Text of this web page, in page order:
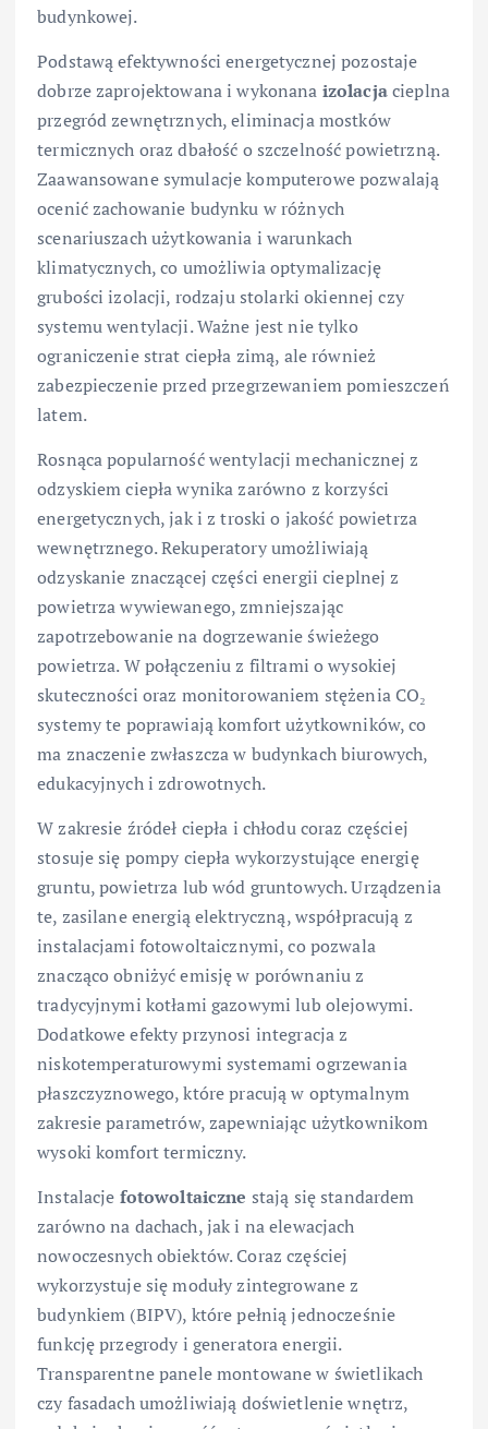
budynkowej.
Podstawą efektywności energetycznej pozostaje
dobrze zaprojektowana i wykonana izolacjacieplna
przegród zewnętrznych, eliminacja mostków
termicznych oraz dbałość o szczelność powietrzną.
Zaawansowane symulacje komputerowe pozwalają
ocenić zachowanie budynku w różnych
scenariuszach użytkowania i warunkach
klimatycznych, co umożliwia optymalizację
grubości izolacji, rodzaju stolarki okiennej czy
systemu wentylacji. Ważne jest nie tylko
ograniczenie strat ciepła zimą, ale również
zabezpieczenie przed przegrzewaniem pomieszczeń
latem.
Rosnąca popularność wentylacji mechanicznej z
odzyskiem ciepła wynika zarówno z korzyści
energetycznych, jak i z troski o jakość powietrza
wewnętrznego. Rekuperatory umożliwiają
odzyskanie znaczącej części energii cieplnej z
powietrza wywiewanego, zmniejszając
zapotrzebowanie na dogrzewanie świeżego
powietrza. W połączeniu z filtrami o wysokiej
skuteczności oraz monitorowaniem stężenia CO₂
systemy te poprawiają komfort użytkowników, co
ma znaczenie zwłaszcza w budynkach biurowych,
edukacyjnych i zdrowotnych.
W zakresie źródeł ciepła i chłodu coraz częściej
stosuje się pompy ciepła wykorzystujące energię
gruntu, powietrza lub wód gruntowych. Urządzenia
te, zasilane energią elektryczną, współpracują z
instalacjami fotowoltaicznymi, co pozwala
znacząco obniżyć emisję w porównaniu z
tradycyjnymi kotłami gazowymi lub olejowymi.
Dodatkowe efekty przynosi integracja z
niskotemperaturowymi systemami ogrzewania
płaszczyznowego, które pracują w optymalnym
zakresie parametrów, zapewniając użytkownikom
wysoki komfort termiczny.
Instalacje fotowoltaiczne stają się standardem
zarówno na dachach, jak i na elewacjach
nowoczesnych obiektów. Coraz częściej
wykorzystuje się moduły zintegrowane z
budynkiem (BIPV), które pełnią jednocześnie
funkcję przegrody i generatora energii.
Transparentne panele montowane w świetlikach
czy fasadach umożliwiają doświetlenie wnętrz,